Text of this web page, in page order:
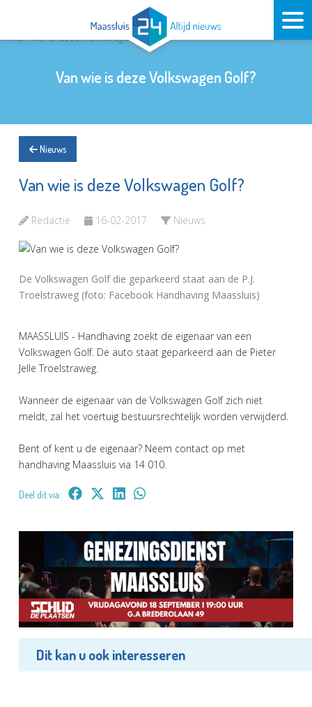
Van wie is deze Volkswagen Golf?
Nieuws
Van wie is deze Volkswagen Golf?
Redactie 16-02-2017 Nieuws
De Volkswagen Golf die geparkeerd staat aan de P.J.
Troelstraweg (foto: Facebook Handhaving Maassluis)
MAASSLUIS - Handhaving zoekt de eigenaar van een
Volkswagen Golf. De auto staat geparkeerd aan de Pieter
Jelle Troelstraweg.
Wanneer de eigenaar van de Volkswagen Golf zich niet
meldt, zal het voertuig bestuursrechtelijk worden verwijderd.
Bent of kent u de eigenaar? Neem contact op met
handhaving Maassluis via 14 010.
Deel dit via:
Dit kan u ook interesseren